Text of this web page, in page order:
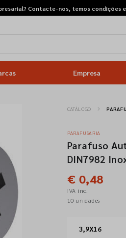
Contacte-nos, temos condições
Empresa
CATÁLOGO
PARAFUSARIA
Parafuso
DIN7982
€ 0,48
IVA inc.
10 unidades
3,9X16